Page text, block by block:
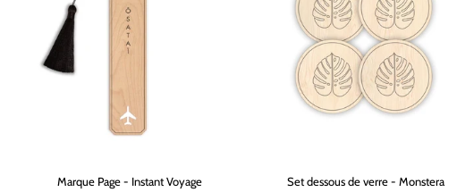
Marque Page - Instant Voyage
Set dessous de verre - Monstera